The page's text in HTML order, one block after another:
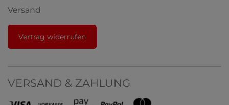
Versand
Vertrag widerrufen
VERSAND & ZAHLUNG